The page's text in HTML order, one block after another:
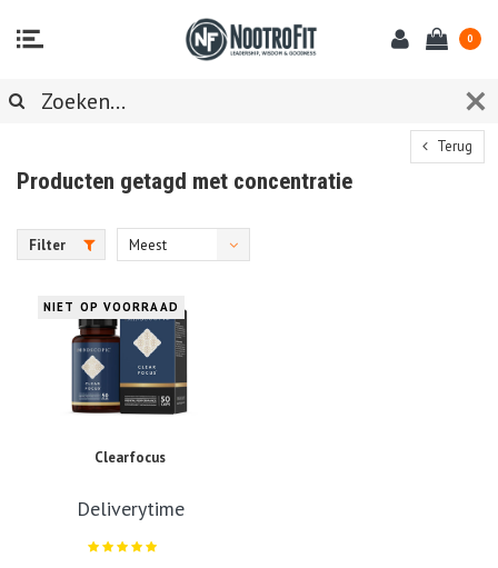
0
Terug
Producten getagd met concentratie
Filter
Meest
NIET OP VOORRAAD
Clearfocus
Deliverytime